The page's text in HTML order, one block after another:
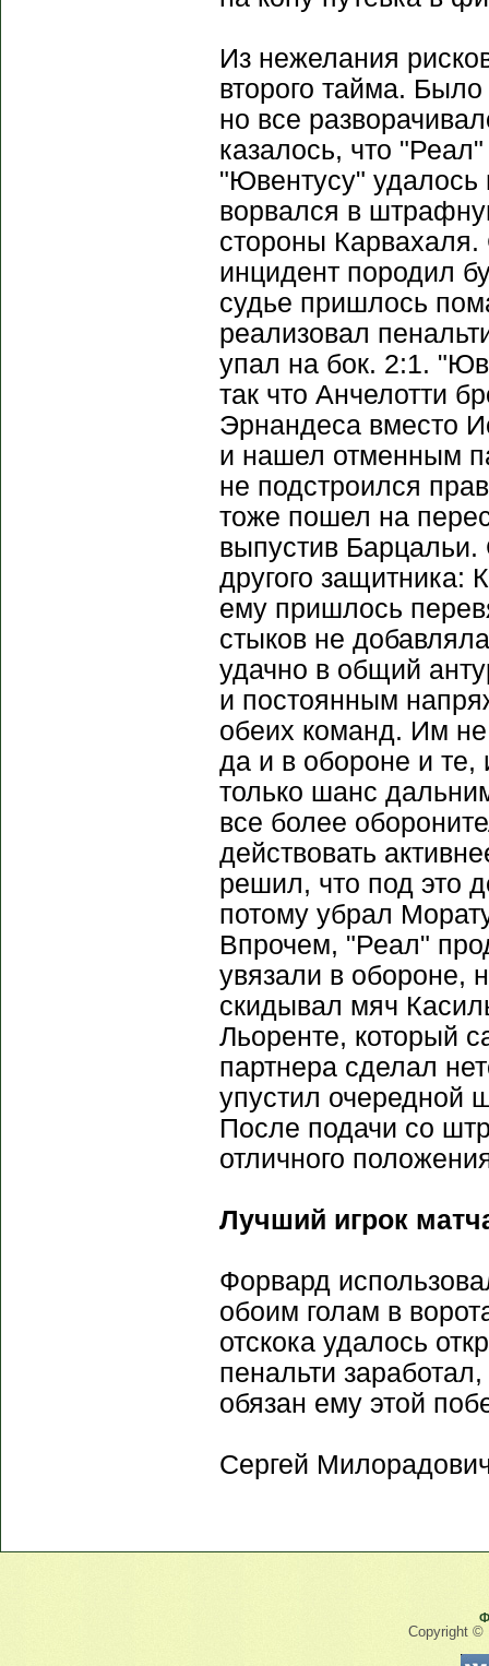
Из нежелания
второго тайма.
но все
казалось, что
"Ювентусу" удалось
ворвался в
стороны Карвахаля.
инцидент породил
судье пришлось
реализовал
упал на бок. 2:1.
так что Анчелотти
Эрнандеса вместо
и нашел отменным
не подстроился
тоже пошел на
выпустив Барцальи.
другого защитника:
ему пришлось
стыков не
удачно в общий
и постоянным
обеих команд. Им не
да и в обороне и те,
только шанс
все более
действовать
решил, что под это
потому убрал
Впрочем, "Реал"
увязали в обороне,
скидывал мяч
Льоренте, который
партнера сделал
упустил очередной
После подачи со
отличного
Лучший игрок
Форвард
обоим голам в
отскока удалось
пенальти
обязан ему этой
Сергей
Copyright ©